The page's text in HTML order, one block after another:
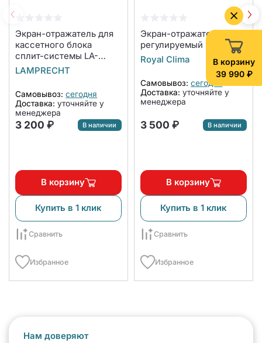
В корзину
39 990 ₽
Экран-отражатель для
кассетного блока
сплит-системы LA-
NW600-CA
LAMPRECHT
Самовывоз: сегодня
Доставка: уточняйте у
менеджера
3 200 ₽ В наличии
В корзину
Купить в 1 клик
Сравнить
Избранное
Экран-отражатель
регулируемый SS-840
Royal Clima
Самовывоз: сегодня
Доставка: уточняйте у
менеджера
3 500 ₽ В наличии
В корзину
Купить в 1 клик
Сравнить
Избранное
Нам доверяют